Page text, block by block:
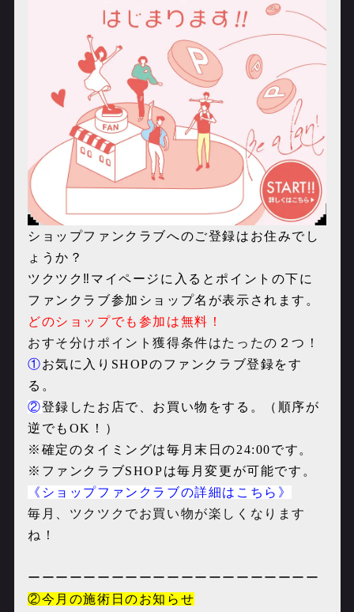
ショップファンクラブへのご登録はお住みでし
ょうか？
ツクツク‼︎マイページに入るとポイントの下に
ファンクラブ参加ショップ名が表示されます。
どのショップでも参加は無料！
おすそ分けポイント獲得条件はたったの２つ！
①お気に入りSHOPのファンクラブ登録をす
る。
②登録したお店で、お買い物をする。
（順序が
逆でもOK！）
※確定のタイミングは毎月末日の24:00です。
※ファンクラブSHOPは毎月変更が可能です。
《ショップファン クラブの詳細はこちら》
毎月、ツクツクでお買い物が楽しくなります
ね！
ーーーーーーーーーーーーーーーーーーーーー
②今月の施術日のお知らせ